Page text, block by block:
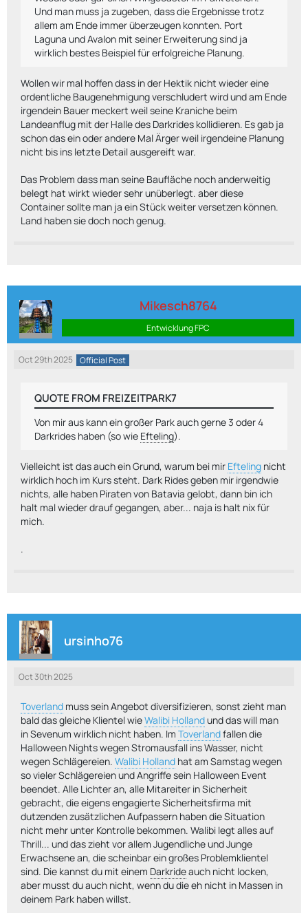
Und man muss ja zugeben, dass die Ergebnisse trotz
allem am Ende immer überzeugen konnten. Port
Laguna und Avalon mit seiner Erweiterung sind ja
wirklich bestes Beispiel für erfolgreiche Planung.
Wollen wir mal hoffen dass in der Hektik nicht wieder eine
ordentliche Baugenehmigung verschludert wird und am Ende
irgendein Bauer meckert weil seine Kraniche beim
Landeanflug mit der Halle des Darkrides kollidieren. Es gab ja
schon das ein oder andere Mal Ärger weil irgendeine Planung
nicht bis ins letzte Detail ausgereift war.
Das Problem dass man seine Baufläche noch anderweitig
belegt hat wirkt wieder sehr unüberlegt. aber diese
Container sollte man ja ein Stück weiter versetzen können.
Land haben sie doch noch genug.
Mikesch8764
Entwicklung FPC
Oct 29th 2025 Official Post
QUOTE FROM FREIZEITPARK7
Von mir aus kann ein großer Park auch gerne 3 oder 4
Darkrides haben (so wie Efteling).
Vielleicht ist das auch ein Grund, warum bei mir Efteling nicht
wirklich hoch im Kurs steht. Dark Rides geben mir irgendwie
nichts, alle haben Piraten von Batavia gelobt, dann bin ich
halt mal wieder drauf gegangen, aber... naja is halt nix für
mich.
.
ursinho76
Oct 30th 2025
Toverland muss sein Angebot diversifizieren, sonst zieht man
bald das gleiche Klientel wieWalibi Hollandund das will man
in Sevenum wirklich nicht haben. Im Toverlandfallen die
Halloween Nights wegen Stromausfall ins Wasser, nicht
wegen Schlägereien. Walibi Holland hat am Samstag wegen
so vieler Schlägereien und Angriffe sein Halloween Event
beendet. Alle Lichter an, alle Mitareiter in Sicherheit
gebracht, die eigens engagierte Sicherheitsfirma mit
dutzenden zusätzlichen Aufpassern haben die Situation
nicht mehr unter Kontrolle bekommen. Walibi legt alles auf
Thrill... und das zieht vor allem Jugendliche und Junge
Erwachsene an, die scheinbar ein großes Problemklientel
sind. Die kannst du mit einem Darkrideauch nicht locken,
aber musst du auch nicht, wenn du die eh nicht in Massen in
deinem Park haben willst.